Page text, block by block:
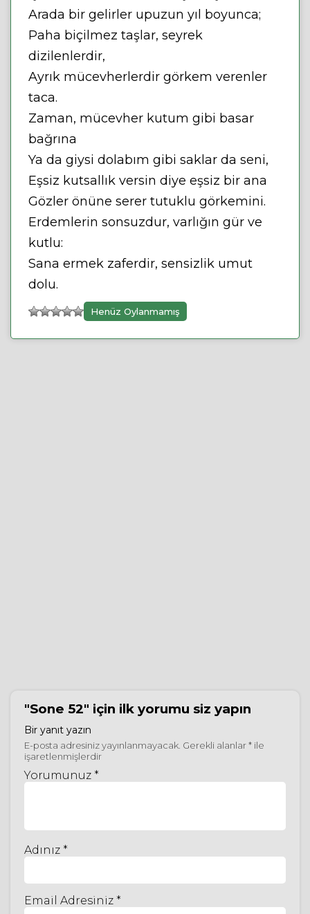
Arada bir gelirler upuzun yıl boyunca;
Paha biçilmez taşlar, seyrek
dizilenlerdir,
Ayrık mücevherlerdir görkem verenler
taca.
Zaman, mücevher kutum gibi basar
bağrına
Ya da giysi dolabım gibi saklar da seni,
Eşsiz kutsallık versin diye eşsiz bir ana
Gözler önüne serer tutuklu görkemini.
Erdemlerin sonsuzdur, varlığın gür ve
kutlu:
Sana ermek zaferdir, sensizlik umut
dolu.
Henüz Oylanmamış
"Sone 52" için ilk yorumu siz yapın
Bir yanıt yazın
E-posta adresiniz yayınlanmayacak. Gerekli alanlar* ile
işaretlenmişlerdir
Yorumunuz *
Adınız *
Email Adresiniz *